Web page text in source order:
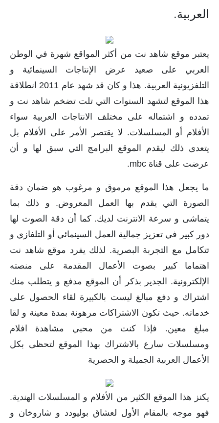
العربية.
يعتبر موقع شاهد نت من أكثر المواقع شهرة في الوطن
العربي على صعيد عرض الإنتاجات السينمائية و
التلفزيونية العربية. هذا و كان قد شهد عام 2011 انطلاقة
هذا الموقع لتشهد السنوات التي تلت تضخم شاهد نت و
تمدده و اشتماله على مختلف الانتاجات العربية سواء
الأفلام أو المسلسلات. لا يقتصر الأمر على الأفلام بل
يتعدى ذلك ليقدم الموقع البرامج التي سبق لها و أن
عرضت على قناة mbc.
ما يجعل هذا الموقع مرموق و مرغوب هو ضمان دقة
الصورة التي يقدم بها العمل المعروض. و ذلك بما
يتماشى و سرعة الانترنت لديك. كما أن دقة الصوت لها
دور كبير في تعزيز جمالية العمل السينمائي أو التلفازي و
تتكامل مع التجربة البصرية. لذلك يفرد موقع شاهد نت
اهتماما كبير بصوت الأعمال المقدمة على منصته
الإلكترونية. الجدير بذكر أن الموقع مدفع و يتطلب منك
اشتراك و دفع مبالغ ليست بالكبيرة لقاء الحصول على
خدماته. حيث تكون الاشتراكات مرهونة بمدة معينة و لقا
مبلغ معين. فإذا كنت من محبي مشاهدة افلام
ومسلسلات سارع بالاشتراك بهذا الموقع لتحظى بكل
الأعمال العربية الجميلة و الحصرية
يكنز هذا الموقع الكثير من الأفلام و المسلسلات الهندية.
فهو موجه بالمقام الأول لعشاق بوليودد و شاروخان و